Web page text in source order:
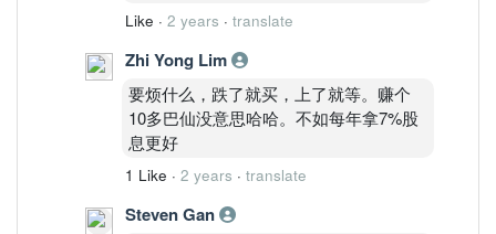
Like · 2 years · translate
Zhi Yong Lim
要烦什么，跌了就买，上了就等。赚个
10多巴仙没意思哈哈。不如每年拿7%股
息更好
1 Like · 2 years · translate
Steven Gan